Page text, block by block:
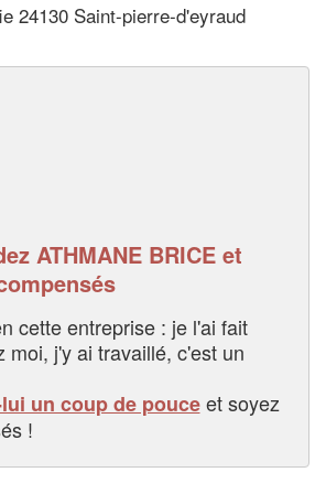
24130 Saint-pierre-d'eyraud
ATHMANE BRICE et
cette entreprise : je l'ai fait
moi, j'y ai travaillé, c'est un
un coup de pouceet soyez
!